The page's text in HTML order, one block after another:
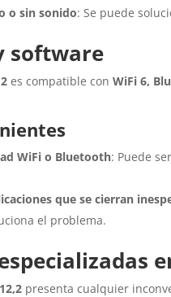
o sin sonido: Se puede
software
es compatible conWiFi 6,
WiFi o Bluetooth: Puede
que se cierran
el problema.
presenta cualquier